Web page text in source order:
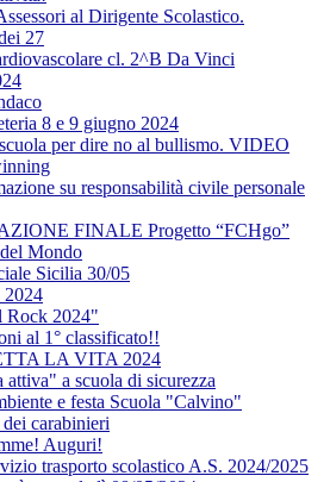
al Dirigente Scolastico.
27
cl. 2^B Da Vinci
8 e 9 giugno 2024
per dire no al bullismo. VIDEO
su responsabilità civile personale
FINALE Progetto “FCHgo”
Mondo
Sicilia 30/05
2024
Rock 2024"
al 1° classificato!!
LA VITA 2024
attiva" a scuola di sicurezza
e festa Scuola "Calvino"
carabinieri
Auguri!
trasporto scolastico A.S. 2024/2025